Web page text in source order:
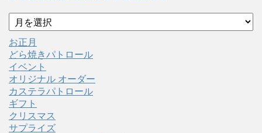
ア
ー
カ
イ
ブ
お正月
どら焼きパトロール
イベント
オリジナル オーダー
カステラパトロール
ギフト
クリスマス
サプライズ